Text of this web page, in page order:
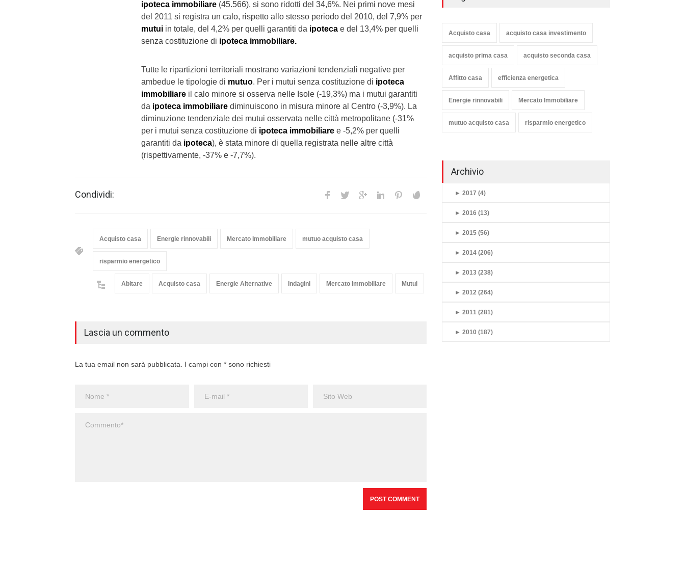
ipoteca immobiliare (45.566), si sono ridotti del 34,6%. Nei primi nove mesi
del 2011 si registra un calo, rispetto allo stesso periodo del 2010, del 7,9% per
mutui in totale, del 4,2% per quelli garantiti da ipoteca e del 13,4% per quelli
senza costituzione di ipoteca immobiliare.
Tutte le ripartizioni territoriali mostrano variazioni tendenziali negative per
ambedue le tipologie di mutuo. Per i mutui senza costituzione di ipoteca
immobiliare il calo minore si osserva nelle Isole (-19,3%) ma i mutui garantiti
da ipoteca immobiliare diminuiscono in misura minore al Centro (-3,9%). La
diminuzione tendenziale dei mutui osservata nelle città metropolitane (-31%
per i mutui senza costituzione di ipoteca immobiliare e -5,2% per quelli
garantiti da ipoteca), è stata minore di quella registrata nelle altre città
(rispettivamente, -37% e -7,7%).
Condividi:
Acquisto casa Energie rinnovabili Mercato Immobiliare mutuo acquisto casa
risparmio energetico
Abitare Acquisto casa Energie Alternative Indagini Mercato Immobiliare Mutui
Lascia un commento
La tua email non sarà pubblicata. I campi con * sono richiesti
Acquisto casa acquisto casa investimento
acquisto prima casa acquisto seconda casa
Affitto casa efficienza energetica
Energie rinnovabili Mercato Immobiliare
mutuo acquisto casa risparmio energetico
Archivio
► 2017 (4)
► 2016 (13)
► 2015 (56)
► 2014 (206)
► 2013 (238)
► 2012 (264)
► 2011 (281)
► 2010 (187)